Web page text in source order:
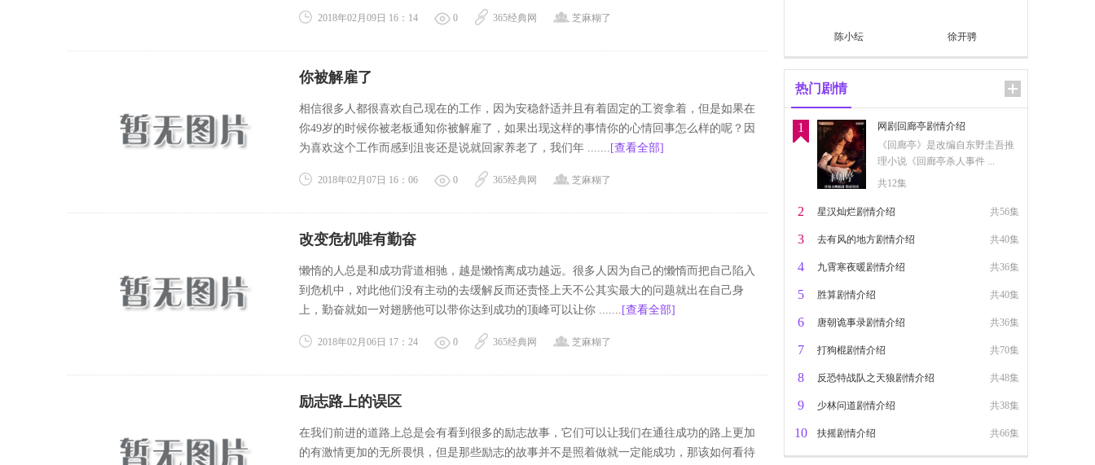
2018年02月09日 16：14 0 365经典网 芝麻糊了
你被解雇了
相信很多人都很喜欢自己现在的工作，因为安稳舒适并且有着固定的工资拿着，但是如果在
你49岁的时候你被老板通知你被解雇了，如果出现这样的事情你的心情回事怎么样的呢？因
为喜欢这个工作而感到沮丧还是说就回家养老了，我们年 ....... [查看全部]
2018年02月07日 16：06 0 365经典网 芝麻糊了
改变危机唯有勤奋
懒惰的人总是和成功背道相驰，越是懒惰离成功越远。很多人因为自己的懒惰而把自己陷入
到危机中，对此他们没有主动的去缓解反而还责怪上天不公其实最大的问题就出在自己身
上，勤奋就如一对翅膀他可以带你达到成功的顶峰可以让你 ....... [查看全部]
2018年02月06日 17：24 0 365经典网 芝麻糊了
励志路上的误区
在我们前进的道路上总是会有看到很多的励志故事，它们可以让我们在通往成功的路上更加
的有激情更加的无所畏惧，但是那些励志的故事并不是照着做就一定能成功，那该如何看待
陈小纭 徐开骋
热门剧情
1
网剧回廊亭剧情介绍
《回廊亭》是改编自东野圭吾推
理小说《回廊亭杀人事件 ...
共12集
2 共56集
星汉灿烂剧情介绍
3 共40集
去有风的地方剧情介绍
4 共36集
九霄寒夜暖剧情介绍
5 共40集
胜算剧情介绍
6 共36集
唐朝诡事录剧情介绍
7 共70集
打狗棍剧情介绍
8 共48集
反恐特战队之天狼剧情介绍
9 共38集
少林问道剧情介绍
10 共66集
扶摇剧情介绍